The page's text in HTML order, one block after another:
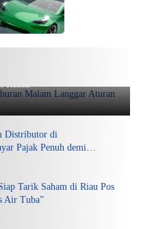
Tempat Hiburan Malam
Resmi
Distributor di
Pajak Penuh demi
Tarik Saham di Riau Pos
Air Tuba”